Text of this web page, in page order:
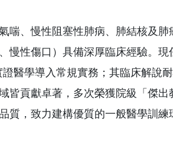
喘、慢性阻塞性肺病、肺結核及
慢性傷口）具備深厚臨床經驗。
醫學導入常規實務；其臨床解說
皆貢獻卓著，多次榮獲院級「傑
質，致力建構優質的一般醫學訓